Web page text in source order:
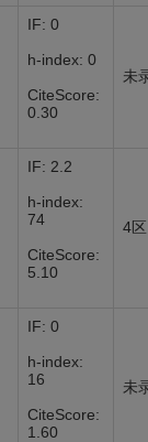
IF: 0
h-index: 0
CiteScore:
0.30
未
IF: 2.2
h-index:
74
CiteScore:
5.10
4区
IF: 0
h-index:
16
CiteScore:
1.60
未